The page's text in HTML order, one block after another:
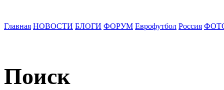
Главная НОВОСТИ БЛОГИ ФОРУМ Еврофутбол Россия
Поиск